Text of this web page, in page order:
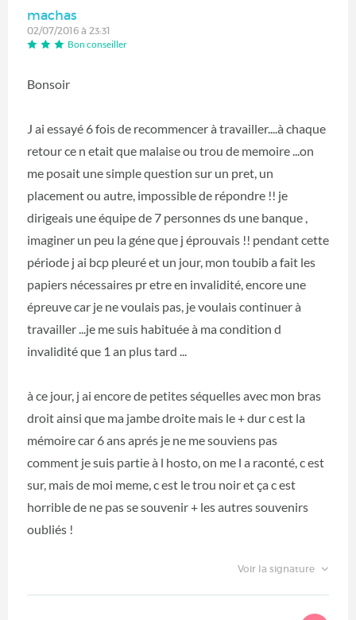
machas
02/07/2016 à 23:31
Bon conseiller
Bonsoir
J ai essayé 6 fois de recommencer à travailler....à chaque
retour ce n etait que malaise ou trou de memoire ...on
me posait une simple question sur un pret, un
placement ou autre, impossible de répondre !! je
dirigeais une équipe de 7 personnes ds une banque ,
imaginer un peu la géne que j éprouvais !! pendant cette
période j ai bcp pleuré et un jour, mon toubib a fait les
papiers nécessaires pr etre en invalidité, encore une
épreuve car je ne voulais pas, je voulais continuer à
travailler ...je me suis habituée à ma condition d
invalidité que 1 an plus tard ...
à ce jour, j ai encore de petites séquelles avec mon bras
droit ainsi que ma jambe droite mais le + dur c est la
mémoire car 6 ans aprés je ne me souviens pas
comment je suis partie à l hosto, on me l a raconté, c est
sur, mais de moi meme, c est le trou noir et ça c est
horrible de ne pas se souvenir + les autres souvenirs
oubliés !
Voir la signature